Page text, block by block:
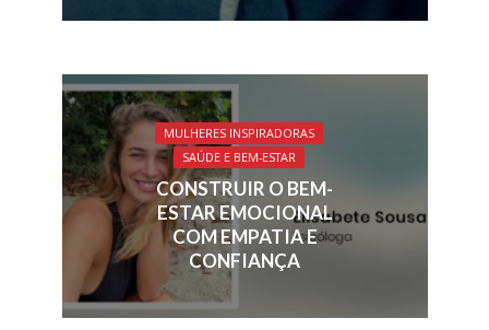
MULHERES INSPIRADORAS
SAÚDE E BEM-ESTAR
CONSTRUIR O BEM-
ESTAR EMOCIONAL
COM EMPATIA E
CONFIANÇA